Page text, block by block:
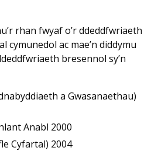
rhan fwyaf o’r ddeddfwriaeth
cymunedol ac mae’n diddymu
bresennol sy’n
a Gwasanaethau)
Anabl 2000
Cyfartal) 2004